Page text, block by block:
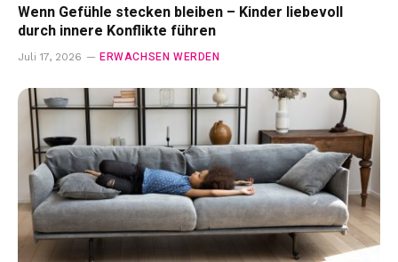
Wenn Gefühle stecken bleiben – Kinder liebevoll
durch innere Konflikte führen
Juli 17, 2026 ERWACHSEN WERDEN